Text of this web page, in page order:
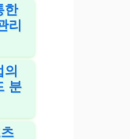
한
리
분